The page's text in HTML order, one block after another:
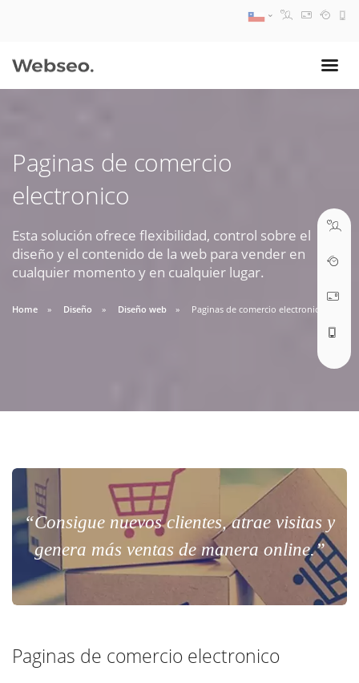
Paginas de comercio
electronico
Esta solución ofrece flexibilidad, control sobre el
diseño y el contenido de la web para vender en
cualquier momento y en cualquier lugar.
Home Diseño Diseño web Paginas de comercio electronico
“Consigue nuevos clientes, atrae visitas y
genera más ventas de manera online.”
Paginas de comercio electronico
09:30 AM A 18:30 PM
soporte@webseo.cl
ABRIR TICKET